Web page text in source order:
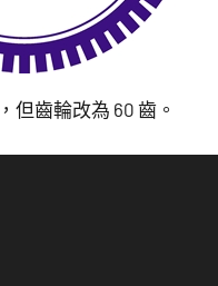
但齒輪改為 60 齒。